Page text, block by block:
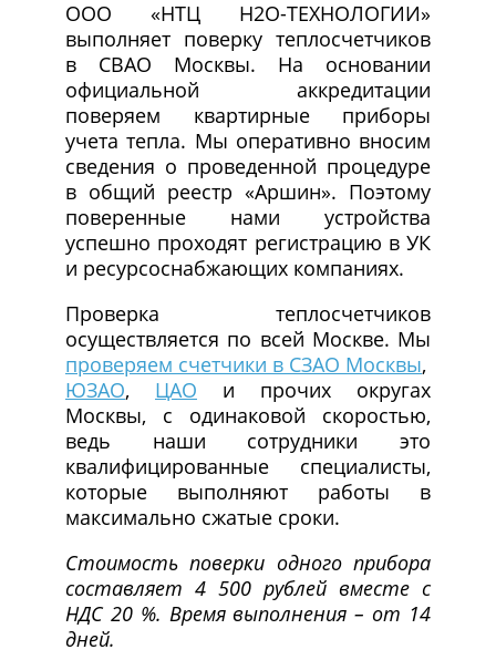
ООО «НТЦ Н2О-ТЕХНОЛОГИИ»
выполняет поверку теплосчетчиков
в СВАО Москвы. На основании
официальной аккредитации
поверяем квартирные приборы
учета тепла. Мы оперативно вносим
сведения о проведенной процедуре
в общий реестр «Аршин». Поэтому
поверенные нами устройства
успешно проходят регистрацию в УК
и ресурсоснабжающих компаниях.
Проверка теплосчетчиков
осуществляется по всей Москве. Мы
проверяем счетчики в СЗАО Москвы,
ЮЗАО, ЦАО и прочих округах
Москвы, с одинаковой скоростью,
ведь наши сотрудники это
квалифицированные специалисты,
которые выполняют работы в
максимально сжатые сроки.
Стоимость поверки одного прибора
составляет 4 500 рублей вместе с
НДС 20 %. Время выполнения – от 14
дней.